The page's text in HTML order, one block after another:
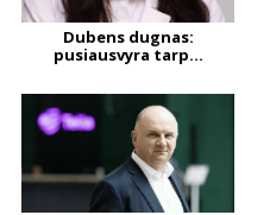
Dubens dugnas:
pusiausvyra tarp...